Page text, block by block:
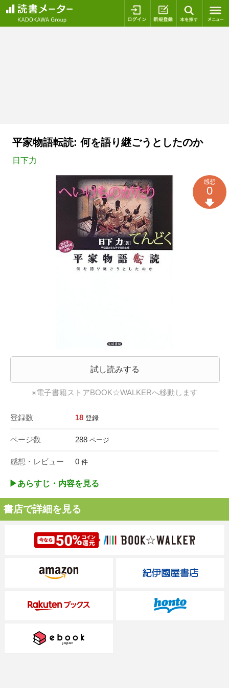
ログイン 新規登録
平家物語転読: 何を語り継ごうとしたのか
日下力
試し読みする
※電子書籍ストアBOOK☆WALKERへ移動します
登録数 18 登録
ページ数 288 ページ
感想・レビュー 0 件
感想
0
▶︎あらすじ・内容を見る
書店で詳細を見る